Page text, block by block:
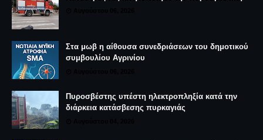
Στα μωβ η αίθουσα συνεδριάσεων του δημοτικού
συμβουλίου Αγρινίου
Πυροσβέστης υπέστη ηλεκτροπληξία κατά την
διάρκεια κατάσβεσης πυρκαγιάς